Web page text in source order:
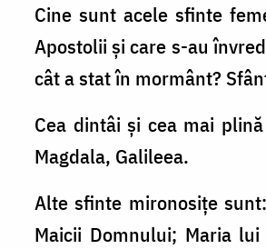
Cine sunt acele sfinte
Apostolii şi care s-au
cât a stat în mormânt?
Cea dintâi şi cea mai
Magdala, Galileea.
Alte sfinte mironosiţe
Maicii Domnului; Maria